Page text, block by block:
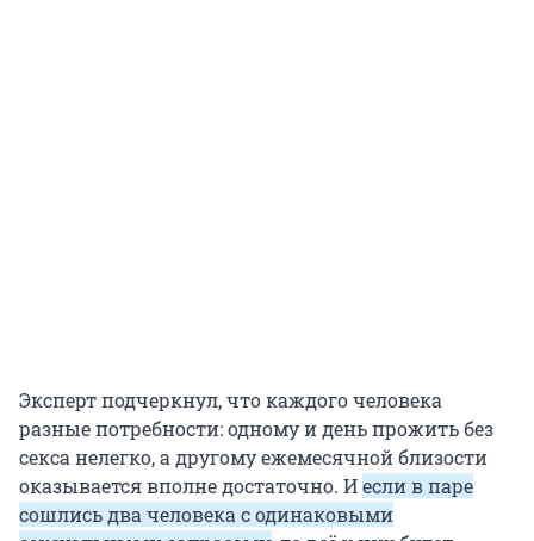
Эксперт подчеркнул, что каждого человека
разные потребности: одному и день прожить без
секса нелегко, а другому ежемесячной близости
оказывается вполне достаточно. Иесли в паре
сошлись два человека с одинаковыми